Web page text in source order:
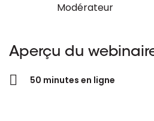
Modérateur
Aperçu du
50 minutes en ligne